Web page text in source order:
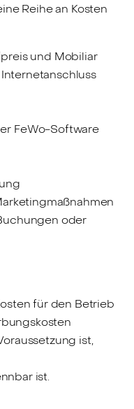
Reihe an Kosten
und Mobiliar
Internetanschluss
FeWo-Software
oder
für den Betrieb
ist,
ist.